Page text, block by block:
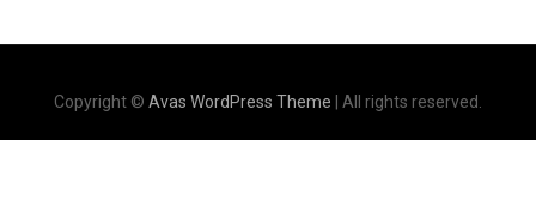
Copyright © Avas WordPress Theme | All rights reserved.